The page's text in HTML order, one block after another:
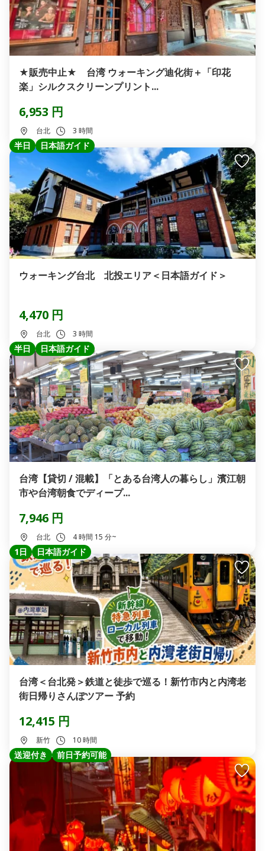
★販売中止★ 台湾 ウォーキング迪化街＋「印花
楽」シルクスクリーンプリント...
6,953 円
台北 3 時間
半日 日本語ガイド
ウォーキング台北 北投エリア＜日本語ガイド＞
4,470 円
台北 3 時間
半日 日本語ガイド
台湾【貸切 / 混載】「とある台湾人の暮らし」濱江朝
市や台湾朝食でディープ...
7,946 円
台北 4 時間 15 分~
1日 日本語ガイド
台湾＜台北発＞鉄道と徒歩で巡る！新竹市内と内湾老
街日帰りさんぽツアー 予約
12,415 円
新竹 10 時間
送迎付き 前日予約可能